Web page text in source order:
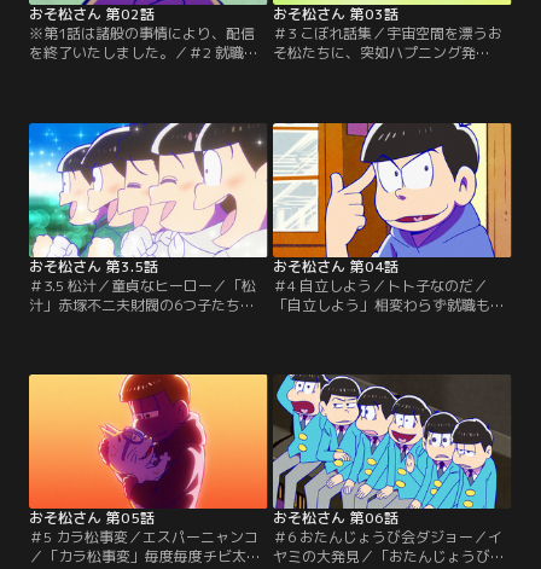
おそ松さん 第02話
※第1話は諸般の事情により、配信
を終了いたしました。／＃2 就職し
りとして定職についていないという
ありさま。さすがにマズイと考え
て、就職活動を始める6つ子だった
が……。そんな彼らが昔なじみのイ
ヤミに紹介されたのは？「おそ松の
憂鬱」ひとりでヒマを持て余し…。
【提供：バンダイチャンネル】
おそ松さん 第03話
＃3 こぼれ話集／宇宙空間を漂うお
そ松たちに、突如ハプニング発
らゆる場所、さらにはあんなところ
まで？！好き勝手やり放題（？）の
おそ松たちが、あちらこちらで繰り
広げる騒動が盛りだくさんのショー
トショート集！！乞う御期待？！
【提供：バンダイチャンネル】
おそ松さん 第3.5話
＃3.5 松汁／童貞なヒーロー／「松
汁」赤塚不二夫財閥の6つ子たち、
界中を虜にしていた。ところが、そ
んなカリスマ＆レジェンドな彼らに
はある秘密があって…。「童貞なヒ
ーロー」アイドルライブの帰り際、
バーベキューをするリア充大学生を
見かけたチョロ松。【提供：バンダ
イチャンネル】
おそ松さん 第04話
＃4 自立しよう／トト子なのだ／
「自立しよう」相変わらず就職もせ
婚」を宣言し、家まで売り払うと言
い出した！！このままでは生活に必
要な衣食住の場を失うと考えた6つ
子は？！「トト子なのだ」あこがれ
のトト子から、部屋に呼ばれたおそ
松は、ドキドキしながら…。【提
供：バンダイチャンネル】
おそ松さん 第05話
＃5 カラ松事変／エスパーニャンコ
／「カラ松事変」毎度毎度チビ太の
おそ松さん 第06話
＃6 おたんじょうび会ダジョー／イ
ヤミの大発見／「おたんじょうび会